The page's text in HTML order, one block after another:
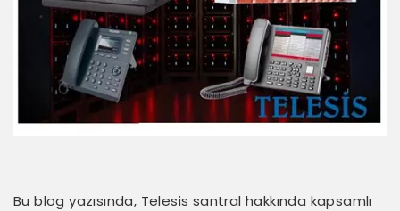
Bu blog yazısında, Telesis santral hakkında kapsamlı